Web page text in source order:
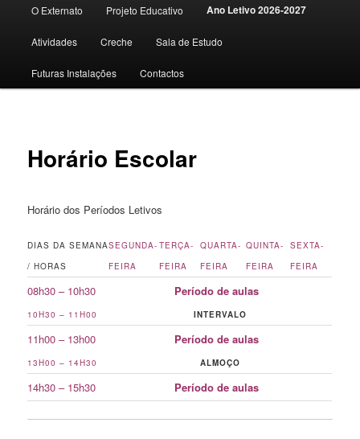
principal
Saltar
para
o
primário
O Externato Projeto Educativo Ano Letivo 2026-2027
Atividades Creche Sala de Estudo
Futuras Instalações Contactos
Horário Escolar
Horário dos Períodos Letivos
DIAS DA SEMANA
/ HORAS
SEGUNDA-
FEIRA
TERÇA-
FEIRA
QUARTA-
FEIRA
QUINTA-
FEIRA
SEXTA-
FEIRA
08h30 – 10h30 Período de aulas
10H30 – 11H00 INTERVALO
11h00 – 13h00 Período de aulas
13H00 – 14H30 ALMOÇO
14h30 – 15h30 Período de aulas